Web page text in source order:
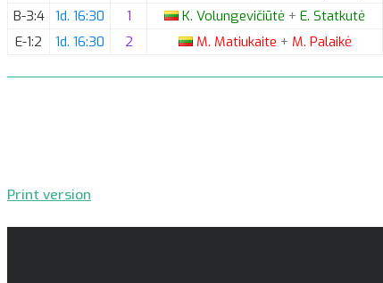
B-3:4
1d. 16:30 1 K. Volungevičiūtė + E. Statkutė
E-1:2
1d. 16:30 2 M. Matiukaite + M. Palaikė
Print version